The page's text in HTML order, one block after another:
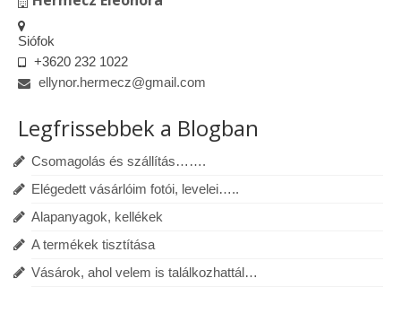
Siófok
+3620 232 1022
ellynor.hermecz@gmail.com
Legfrissebbek a Blogban
Csomagolás és szállítás…….
Elégedett vásárlóim fotói, levelei…..
Alapanyagok, kellékek
A termékek tisztítása
Vásárok, ahol velem is találkozhattál…